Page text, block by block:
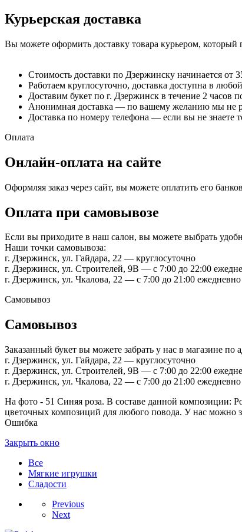
Курьерская доставка
Вы можете оформить доставку товара курьером, который
Стоимость доставки по Дзержинску начинается от
Работаем круглосуточно, доставка доступна в
Доставим букет по г. Дзержинск в течение 2 часов
Анонимная доставка — по вашему желанию мы не
Доставка по номеру телефона — если вы не знаете
Оплата
Онлайн-оплата на сайте
Оформляя заказ через сайт, вы можете оплатить его
Оплата при самовывозе
Если вы приходите в наш салон, вы можете выбрать
Наши точки самовывоза:
г. Дзержинск, ул. Гайдара, 22 — круглосуточно
г. Дзержинск, ул. Строителей, 9В — с 7:00 до 22:00
г. Дзержинск, ул. Чкалова, 22 — с 7:00 до 21:00 ежедневно
Самовывоз
Самовывоз
Заказанный букет вы можете забрать у нас в магазине по
г. Дзержинск, ул. Гайдара, 22 — круглосуточно
г. Дзержинск, ул. Строителей, 9В — с 7:00 до 22:00
г. Дзержинск, ул. Чкалова, 22 — с 7:00 до 21:00 ежедневно
На фото - 51 Синяя роза. В составе данной композиции:
цветочных композиций для любого повода. У нас можно
Ошибка
Закрыть окно
Все
Мягкие игрушки
Сладости
Previous
Next